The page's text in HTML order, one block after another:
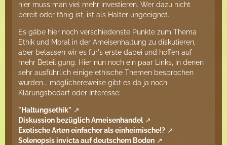
hier muss man viel mehr investieren. Wer dazu nicht
bereit oder fähig ist, ist als Halter ungeeignet.
Es gäbe hier noch verschiedenste Punkte zum Thema
Ethik und Moral in der Ameisenhaltung zu diskutieren,
aber belassen wir es für's erste dabei und hoffen auf
mehr Beteiligung. Hier nun noch ein paar Links, in denen
sehr ausführlich einige ethische Themen besprochen
wurden... möglichereweise gibt es da ja noch
Klärungsbedarf oder Interesse:
"Haltungsethik"
Diskussion bezüglich Ameisenhandel
Exotische Arten einfacher als einheimische!?
Solenopsis invicta auf deutschem Boden